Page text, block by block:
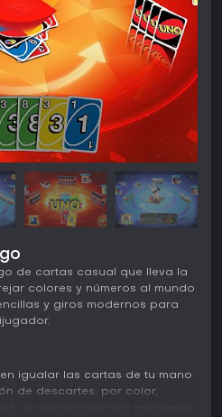
de cartas casual que lleva la
colores y números al mundo
y giros modernos para
igualar las cartas de tu mano
de descartes, por color,